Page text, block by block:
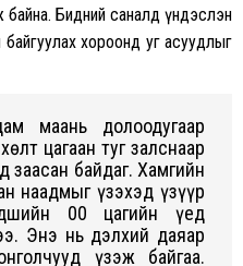
Бидний саналд үндэслэн
хороонд уг асуудлыг
маань долоодугаар
цагаан туг залснаар
заасан байдаг. Хамгийн
наадмыг үзэхэд үзүүр
00 цагийн үед
Энэ нь дэлхий даяар
үзэж байгаа.